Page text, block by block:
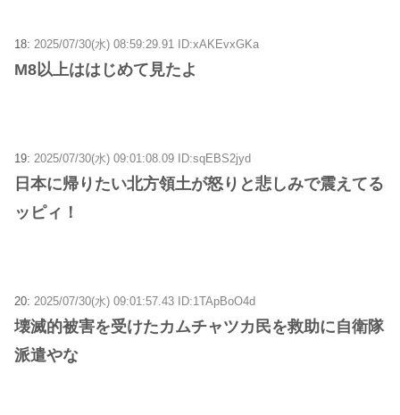
18: 2025/07/30(水) 08:59:29.91 ID:xAKEvxGKa
M8以上ははじめて見たよ
19: 2025/07/30(水) 09:01:08.09 ID:sqEBS2jyd
日本に帰りたい北方領土が怒りと悲しみで震えてる
ッピィ！
20: 2025/07/30(水) 09:01:57.43 ID:1TApBoO4d
壊滅的被害を受けたカムチャツカ民を救助に自衛隊
派遣やな